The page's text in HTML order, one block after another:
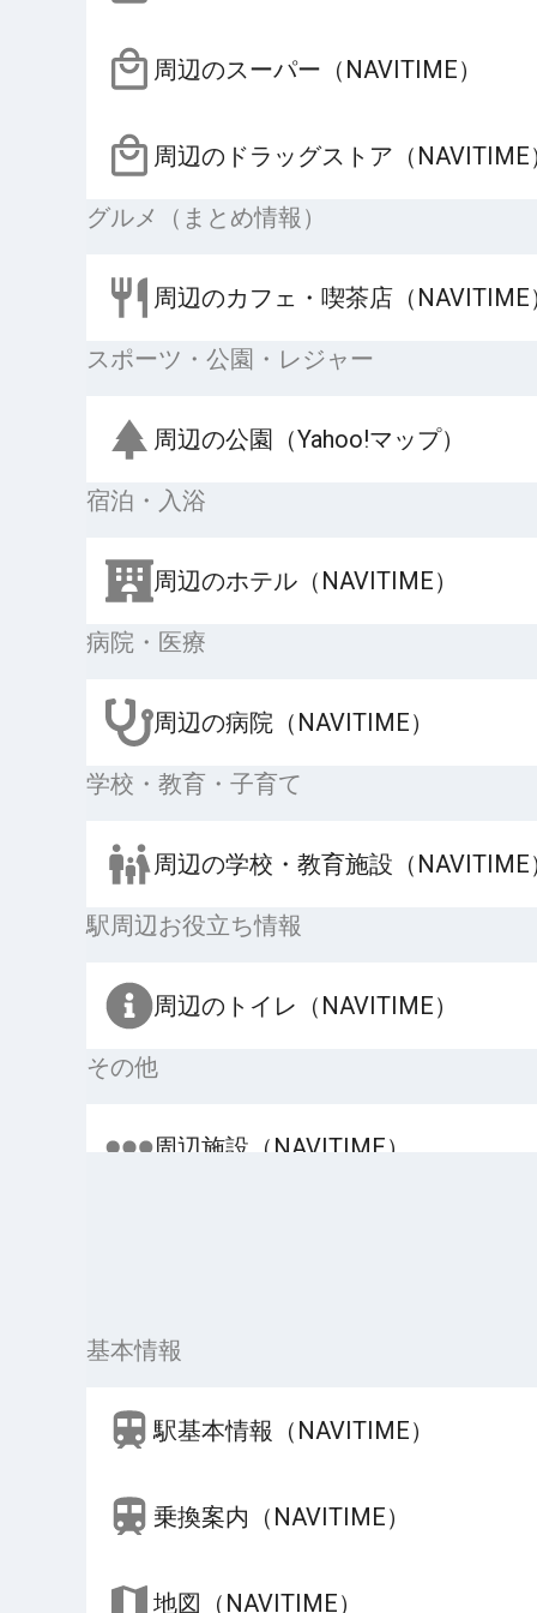
周辺のスーパー（NAVITIME）
周辺のドラッグストア（NAVITIME
グルメ（まとめ情報）
周辺のカフェ・喫茶店（NAVITIME
スポーツ・公園・レジャー
周辺の公園（Yahoo!マップ）
宿泊・入浴
周辺のホテル（NAVITIME）
病院・医療
周辺の病院（NAVITIME）
学校・教育・子育て
周辺の学校・教育施設（NAVITIME
駅周辺お役立ち情報
周辺のトイレ（NAVITIME）
その他
周辺施設（NAVITIME）
基本情報
駅基本情報（NAVITIME）
乗換案内（NAVITIME）
地図（NAVITIME）